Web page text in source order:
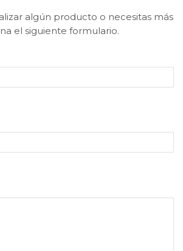
algún producto o necesitas más
el siguiente formulario.